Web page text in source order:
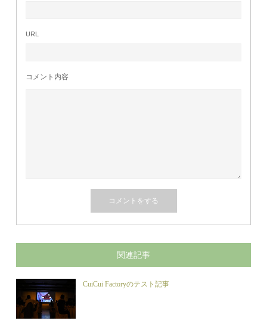
URL
コメント内容
関連記事
CuiCui Factoryのテスト記事